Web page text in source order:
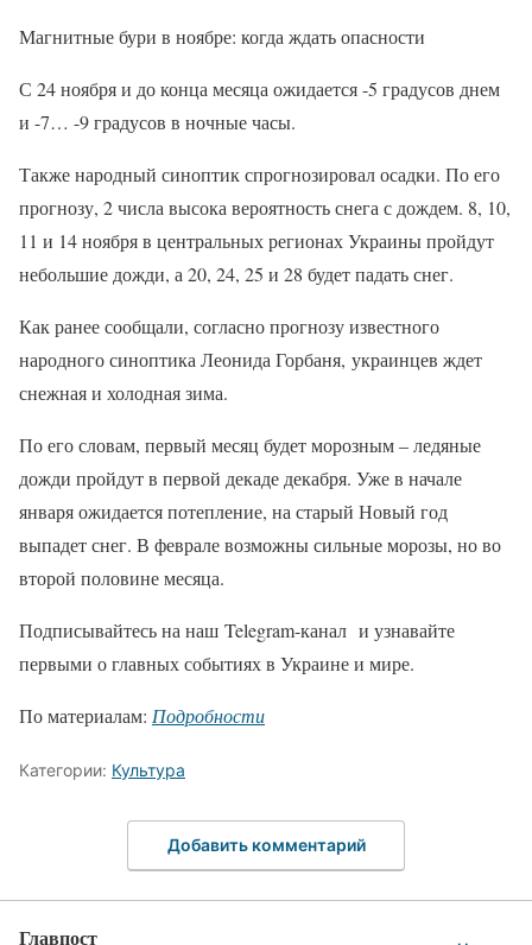
Магнитные бури в ноябре: когда ждать опасности
С 24 ноября и до конца месяца ожидается -5 градусов днем
и -7… -9 градусов в ночные часы.
Также народный синоптик спрогнозировал осадки. По его
прогнозу, 2 числа высока вероятность снега с дождем. 8, 10,
11 и 14 ноября в центральных регионах Украины пройдут
небольшие дожди, а 20, 24, 25 и 28 будет падать снег.
Как ранее сообщали, согласно прогнозу известного
народного синоптика Леонида Горбаня, украинцев ждет
снежная и холодная зима.
По его словам, первый месяц будет морозным – ледяные
дожди пройдут в первой декаде декабря. Уже в начале
января ожидается потепление, на старый Новый год
выпадет снег. В феврале возможны сильные морозы, но во
второй половине месяца.
Подписывайтесь на наш Telegram-канал и узнавайте
первыми о главных событиях в Украине и мире.
По материалам: Подробности
Категории: Культура
Добавить комментарий
Главпост